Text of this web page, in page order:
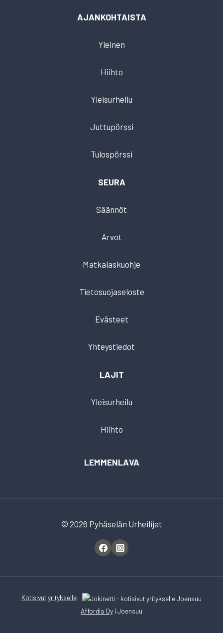
AJANKOHTAISTA
Yleinen
Hiihto
Yleisurheilu
Juttupörssi
Tulospörssi
SEURA
Säännöt
Arvot
Matkalaskuohje
Tietosuojaseloste
Evästeet
Yhteystiedot
LAJIT
Yleisurheilu
Hiihto
LEMMENLAVA
© 2026 Pyhäselän Urheilijat
Kotisivut yritykselle:
Affordia Oy | Joensuu